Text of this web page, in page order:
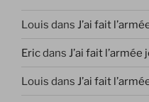
Louis dans J’ai fait
Ericdans J’ai fait l’armée
Louis dans J’ai fait